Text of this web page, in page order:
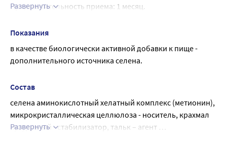
Продолжительность приема: 1 месяц.
Возможны повторные приемы в течение года.
Развернуть
Показания
в качестве биологически активной добавки к пище -
дополнительного источника селена.
Состав
селена аминокислотный хелатный комплекс (метионин),
микрокристаллическая целлюлоза - носитель, крахмал
кукурузный - стабилизатор, тальк – агент
Развернуть